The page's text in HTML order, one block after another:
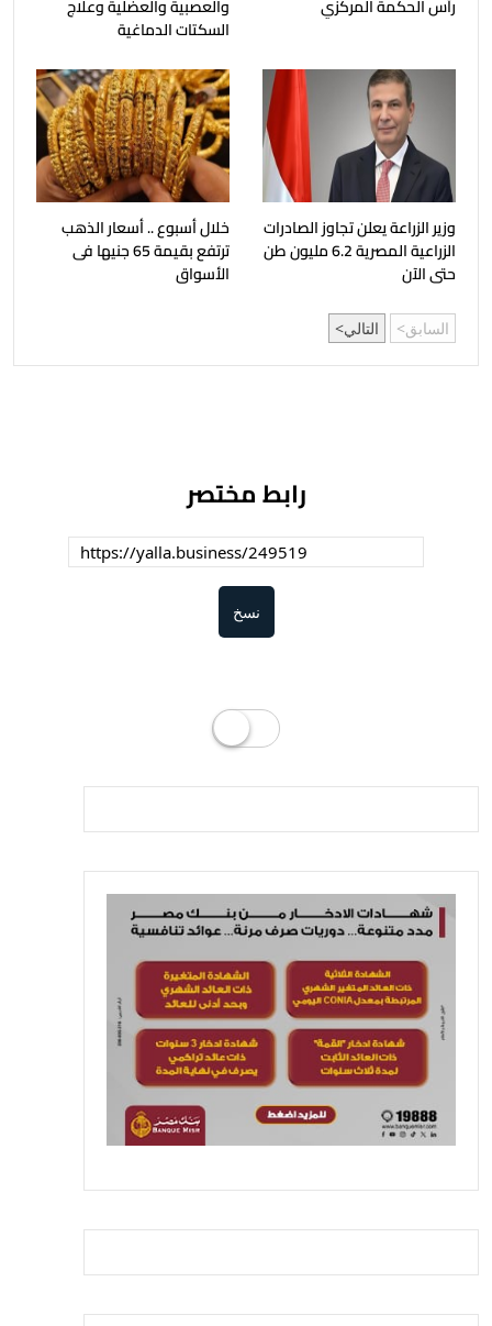
رأس الحكمة المركزي
والعصبية والعضلية وعلاج
السكتات الدماغية
وزير الزراعة يعلن تجاوز الصادرات
الزراعية المصرية 6.2 مليون طن
حتى الآن
خلال أسبوع .. أسعار الذهب
ترتفع بقيمة 65 جنيها فى
الأسواق
السابق التالي
رابط مختصر
نسخ